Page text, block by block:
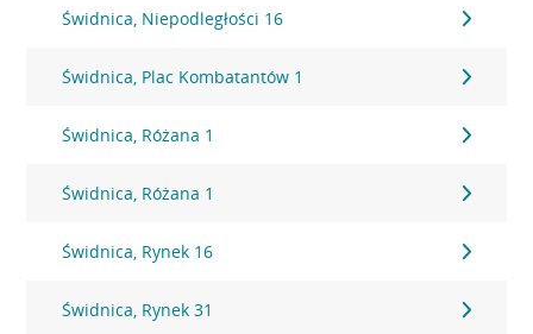
Świdnica, Niepodległości 16
Świdnica, Plac Kombatantów 1
Świdnica, Różana 1
Świdnica, Różana 1
Świdnica, Rynek 16
Świdnica, Rynek 31